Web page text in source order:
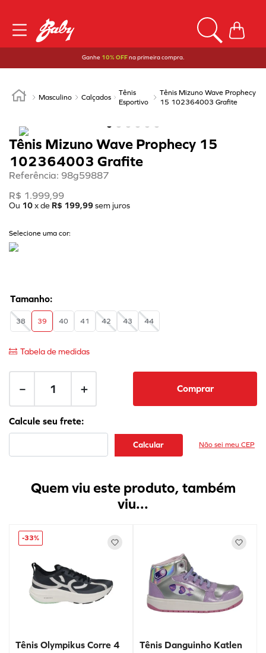
Ganhe 10% OFFna primeira compra.
Masculino Calçados
Tênis
Esportivo
Tênis Mizuno Wave Prophecy
15 102364003 Grafite
Tênis Mizuno Wave Prophecy 15
102364003 Grafite
Referência: 98g59887
R$ 1.999,99
Ou 10x de R$ 199,99sem juros
Selecione uma cor:
38 39 40 41 42 43 44
Tabela de medidas
＋
－ Comprar
Não sei meu CEP
Quem viu este produto, também
viu...
-33%
Tênis Olympikus Corre 4
Tênis Danguinho Katlen